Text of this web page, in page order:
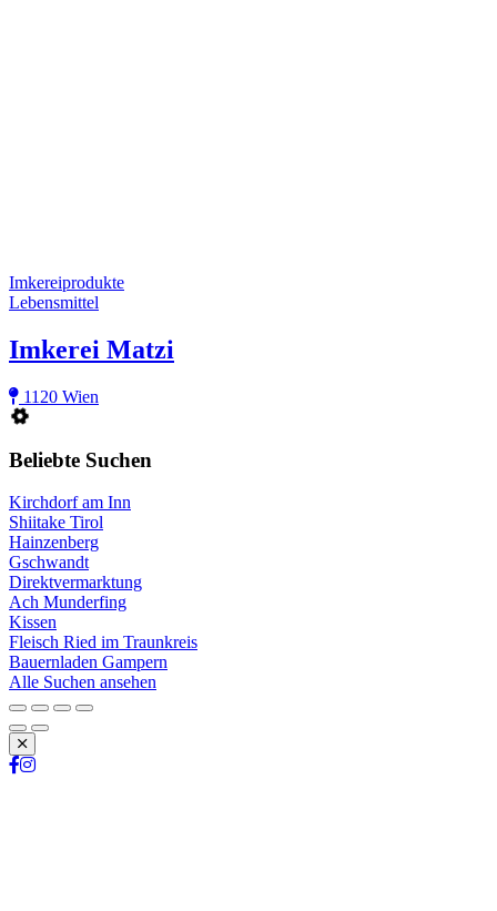
Imkereiprodukte
Lebensmittel
Imkerei Matzi
1120 Wien
Beliebte Suchen
Kirchdorf am Inn
Shiitake Tirol
Hainzenberg
Gschwandt
Direktvermarktung
Ach Munderfing
Kissen
Fleisch Ried im Traunkreis
Bauernladen Gampern
Alle Suchen ansehen
Schließen